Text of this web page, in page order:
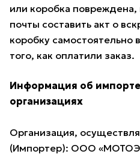
или коробка
почты составить акт о
коробку самостоятельно
того, как оплатили заказ.
Информация об
организациях
Организация,
(Импортер): ООО